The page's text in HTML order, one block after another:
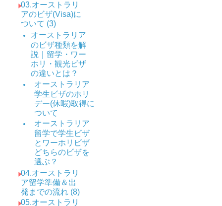
03.オーストラリ
アのビザ(Visa)に
ついて (3)
オーストラリア
のビザ種類を解
説｜留学・ワー
ホリ・観光ビザ
の違いとは？
オーストラリア
学生ビザのホリ
デー(休暇)取得に
ついて
オーストラリア
留学で学生ビザ
とワーホリビザ
どちらのビザを
選ぶ？
04.オーストラリ
ア留学準備＆出
発までの流れ (8)
05.オーストラリ